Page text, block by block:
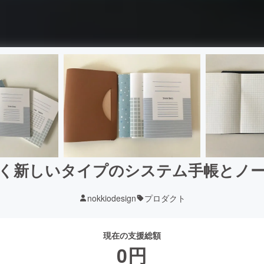
新しいタイプのシステム手帳とノ
nokkiodesign プロダクト
現在の支援総額
0円